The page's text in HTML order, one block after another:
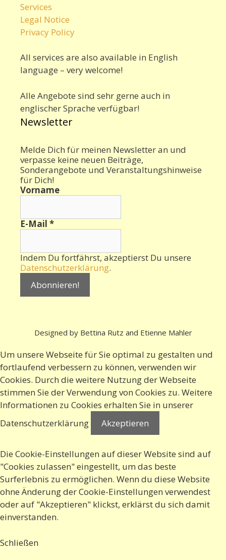
Services
Legal Notice
Privacy Policy
All services are also available in English
language – very welcome!
Alle Angebote sind sehr gerne auch in
englischer Sprache verfügbar!
Newsletter
Melde Dich für meinen Newsletter an und
verpasse keine neuen Beiträge,
Sonderangebote und Veranstaltungshinweise
für Dich!
Vorname
E-Mail *
Indem Du fortfährst, akzeptierst Du unsere
Datenschutzerklärung.
Designed by Bettina Rutz and Etienne Mahler
Um unsere Webseite für Sie optimal zu gestalten und
fortlaufend verbessern zu können, verwenden wir
Cookies. Durch die weitere Nutzung der Webseite
stimmen Sie der Verwendung von Cookies zu. Weitere
Informationen zu Cookies erhalten Sie in unserer
Datenschutzerklärung
Akzeptieren
Die Cookie-Einstellungen auf dieser Website sind auf
"Cookies zulassen" eingestellt, um das beste
Surferlebnis zu ermöglichen. Wenn du diese Website
ohne Änderung der Cookie-Einstellungen verwendest
oder auf "Akzeptieren" klickst, erklärst du sich damit
einverstanden.
Schließen